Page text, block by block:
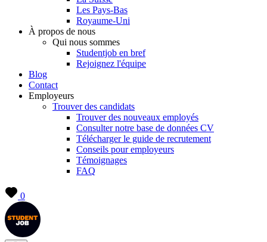
Les Pays-Bas
Royaume-Uni
À propos de nous
Qui nous sommes
Studentjob en bref
Rejoignez l'équipe
Blog
Contact
Employeurs
Trouver des candidats
Trouver des nouveaux employés
Consulter notre base de données CV
Télécharger le guide de recrutement
Conseils pour employeurs
Témoignages
FAQ
0